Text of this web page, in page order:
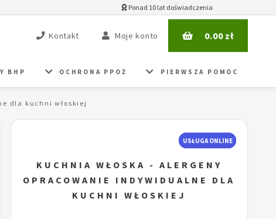
Ponad 10 lat doświadczenia
Kontakt Moje konto 0.00zł
BHP OCHRONA PPOŻ PIERWSZA POMOC
dla kuchni włoskiej
USŁUGA ONLINE
KUCHNIA WŁOSKA - ALERGENY
OPRACOWANIE INDYWIDUALNE DLA
KUCHNI WŁOSKIEJ